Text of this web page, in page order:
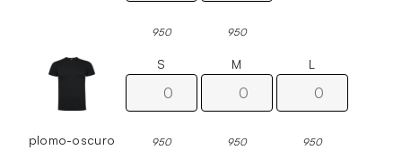
950 950
plomo-oscuro
S
950
M
950
L
950